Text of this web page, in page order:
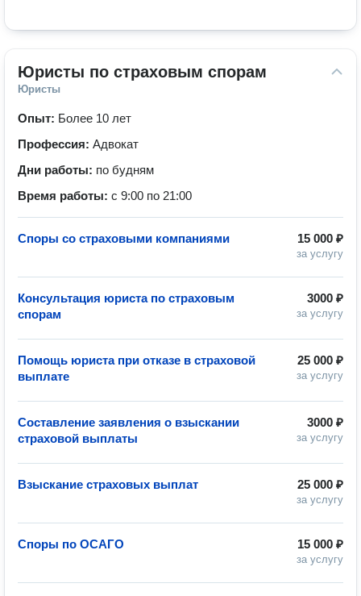
Юристы по страховым спорам
Юристы
Опыт: Более 10 лет
Профессия: Адвокат
Дни работы: по будням
Время работы: с 9:00 по 21:00
15 000 ₽
за услугу
Споры со страховыми компаниями
3000 ₽
за услугу
Консультация юриста по страховым
спорам
25 000 ₽
за услугу
Помощь юриста при отказе в страховой
выплате
3000 ₽
за услугу
Составление заявления о взыскании
страховой выплаты
25 000 ₽
за услугу
Взыскание страховых выплат
15 000 ₽
за услугу
Споры по ОСАГО